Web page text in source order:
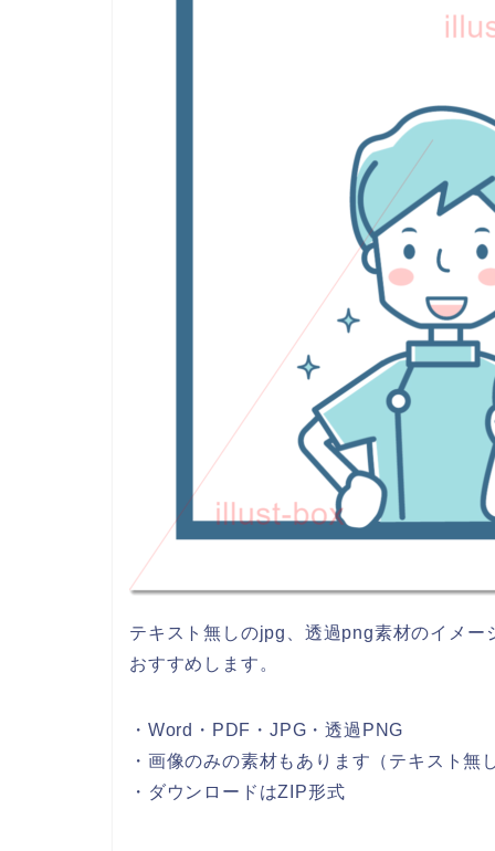
テキスト無しのjpg、透過png素材のイメ
おすすめします。
・Word・PDF・JPG・透過PNG
・画像のみの素材もあります（テキスト無
・ダウンロードはZIP形式